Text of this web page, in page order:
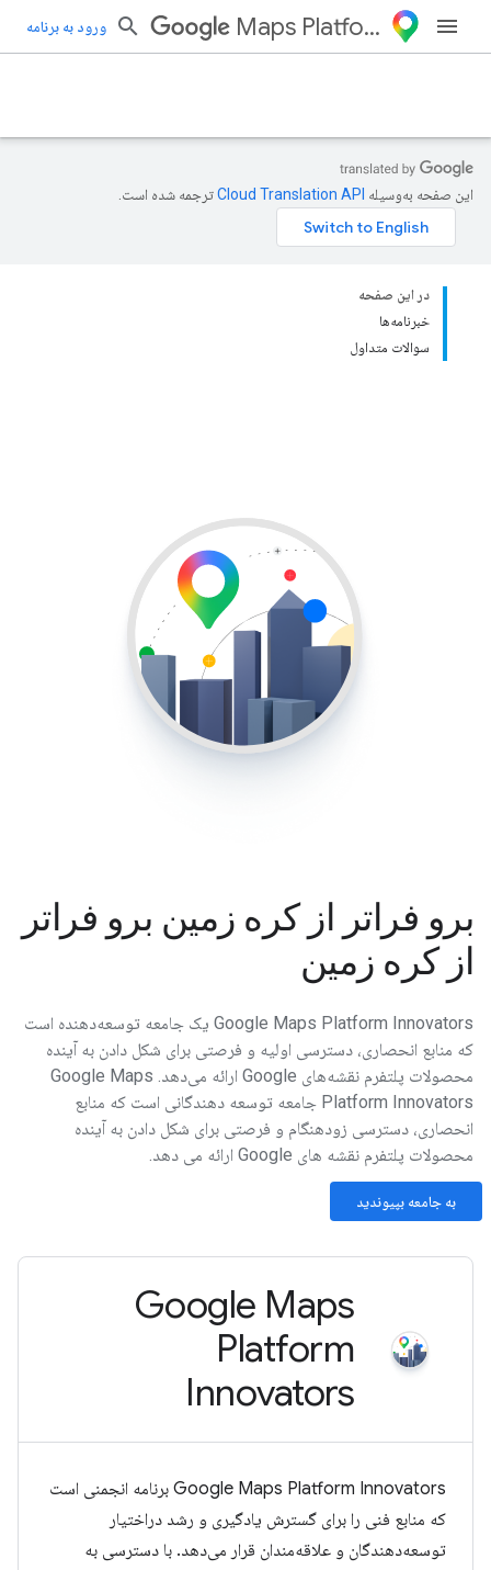
Maps Platform ورود به برنامه
این صفحه به‌وسیله ترجمه شده است.
در این صفحه
خبرنامه‌ها
سوالات متداول
برو فراتر از کره زمین برو فراتر
از کره زمین
Google Maps Platform Innovators یک جامعه توسعه‌دهنده است
که منابع انحصاری، دسترسی اولیه و فرصتی برای شکل دادن به آینده
محصولات پلتفرم نقشه‌های Google ارائه می‌دهد. Google Maps
Platform Innovators جامعه توسعه دهندگانی است که منابع
انحصاری، دسترسی زودهنگام و فرصتی برای شکل دادن به آینده
محصولات پلتفرم نقشه های Google ارائه می دهد.
به جامعه بپیوندید
Google Maps
Platform
Innovators
‫Google Maps Platform Innovators برنامه انجمنی است
که منابع فنی را برای گسترش یادگیری و رشد دراختیار
توسعه‌دهندگان و علاقه‌مندان قرار می‌دهد. با دسترسی به